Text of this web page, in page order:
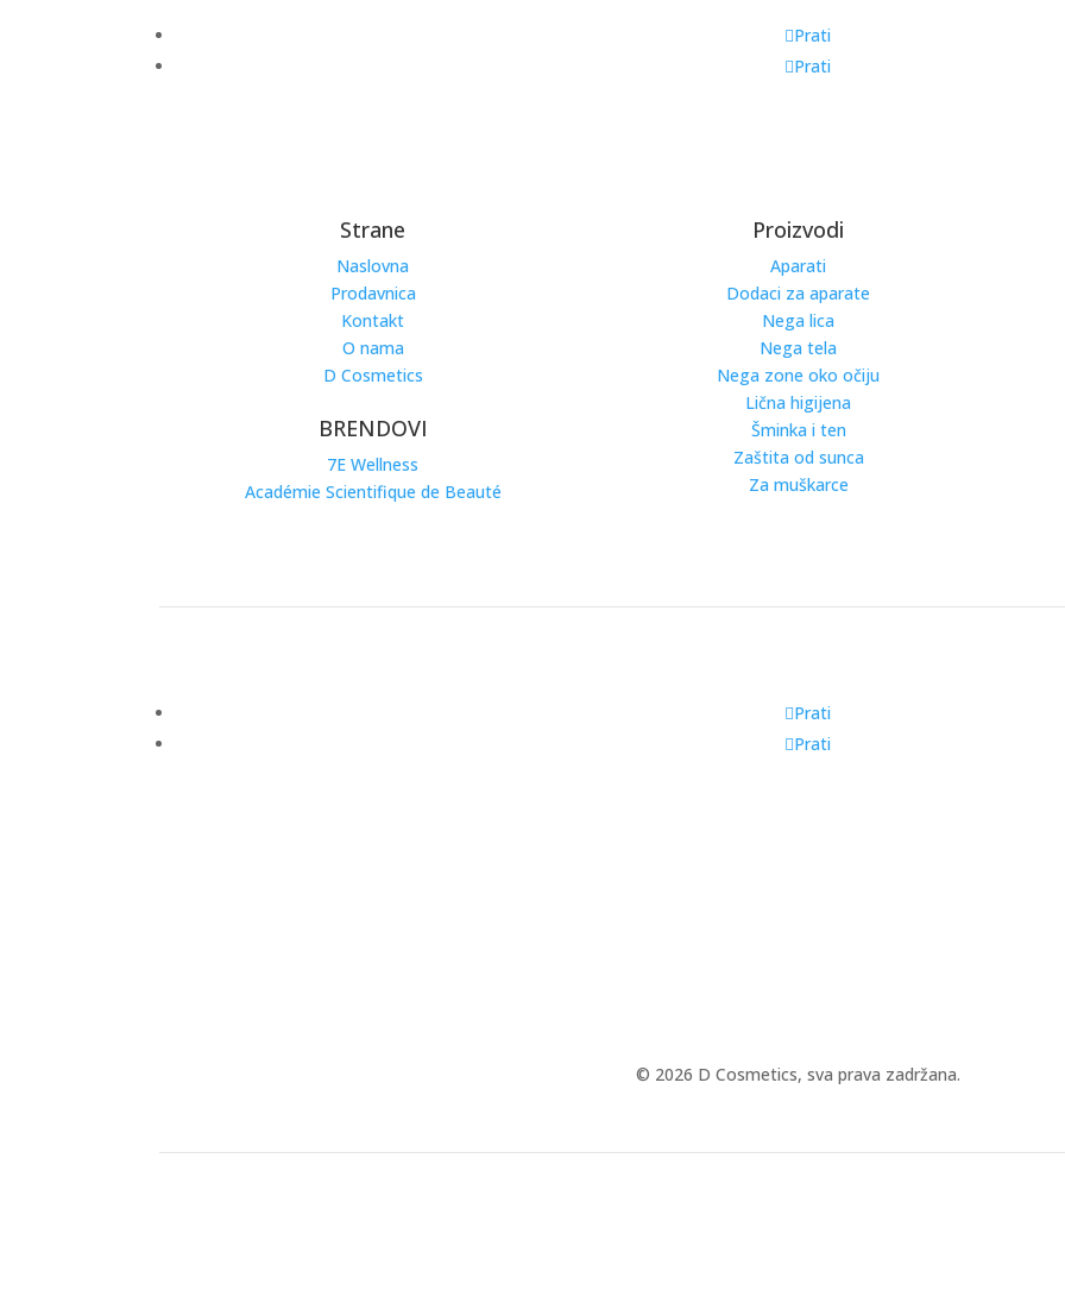
Prati
Prati
Strane
Naslovna
Prodavnica
Kontakt
O nama
D Cosmetics
BRENDOVI
7E Wellness
Académie Scientifique de Beauté
Proizvodi
Aparati
Dodaci za aparate
Nega lica
Nega tela
Nega zone oko očiju
Lična higijena
Šminka i ten
Zaštita od sunca
Za muškarce
Prati
Prati
© 2026 D Cosmetics, sva prava zadržana.